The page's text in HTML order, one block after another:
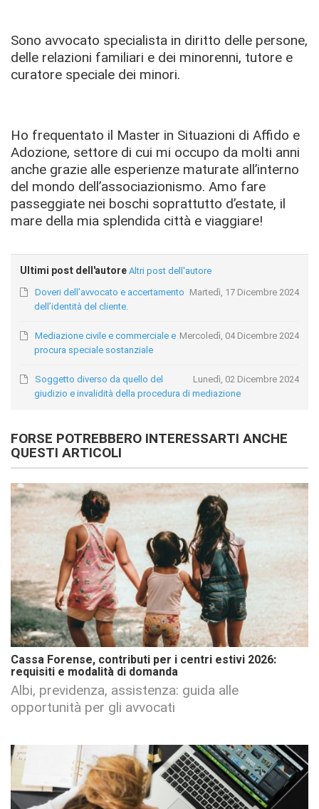
Sono avvocato specialista in diritto delle persone,
delle relazioni familiari e dei minorenni, tutore e
curatore speciale dei minori.
Ho frequentato il Master in Situazioni di Affido e
Adozione, settore di cui mi occupo da molti anni
anche grazie alle esperienze maturate all’interno
del mondo dell’associazionismo. Amo fare
passeggiate nei boschi soprattutto d’estate, il
mare della mia splendida città e viaggiare!
Ultimi post dell'autore Altri post dell'autore
Martedì, 17 Dicembre 2024
Doveri dell’avvocato e accertamento
dell’identità del cliente.
Mercoledì, 04 Dicembre 2024
Mediazione civile e commerciale e
procura speciale sostanziale
Lunedì, 02 Dicembre 2024
Soggetto diverso da quello del
giudizio e invalidità della procedura di mediazione
FORSE POTREBBERO INTERESSARTI ANCHE
QUESTI ARTICOLI
Cassa Forense, contributi per i centri estivi 2026:
requisiti e modalità di domanda
Albi, previdenza, assistenza: guida alle
opportunità per gli avvocati